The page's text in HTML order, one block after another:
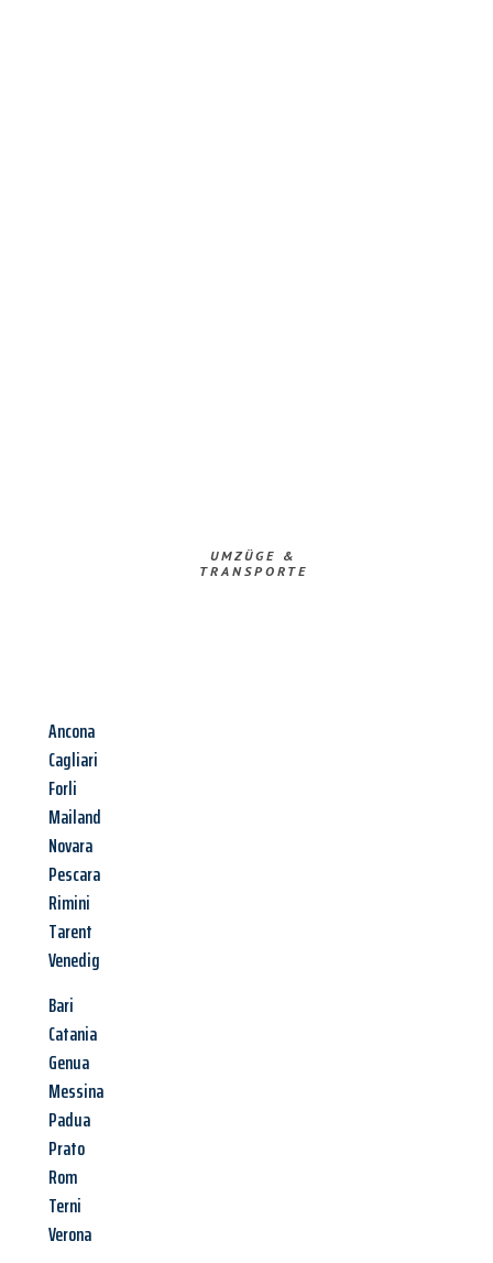
UMZÜGE &
TRANSPORTE
Ancona
Cagliari
Forli
Mailand
Novara
Pescara
Rimini
Tarent
Venedig
Bari
Catania
Genua
Messina
Padua
Prato
Rom
Terni
Verona